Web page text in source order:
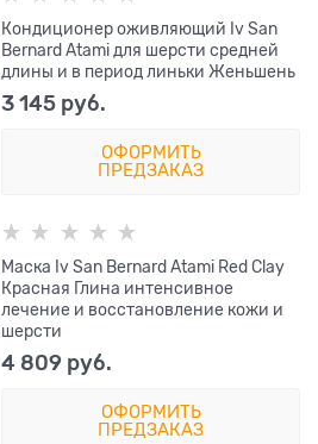
Кондиционер оживляющий Iv San
Bernard Atami для шерсти средней
длины и в период линьки Женьшень
3 145 руб.
ОФОРМИТЬ
ПРЕДЗАКАЗ
Маска Iv San Bernard Atami Red Clay
Красная Глина интенсивное
лечение и восстановление кожи и
шерсти
4 809 руб.
ОФОРМИТЬ
ПРЕДЗАКАЗ